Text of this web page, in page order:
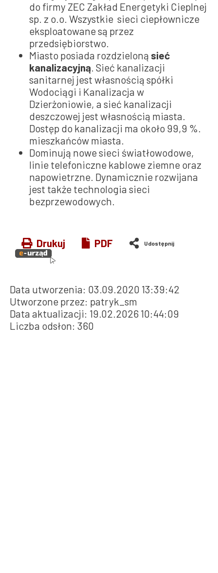
do firmy ZEC Zakład Energetyki Cieplnej
sp. z o.o. Wszystkie sieci ciepłownicze
eksploatowane są przez
przedsiębiorstwo.
Miasto posiada rozdzieloną sieć
kanalizacyjną. Sieć kanalizacji
sanitarnej jest własnością spółki
Wodociągi i Kanalizacja w
Dzierżoniowie, a sieć kanalizacji
deszczowej jest własnością miasta.
Dostęp do kanalizacji ma około 99,9 %.
mieszkańców miasta.
Dominują nowe sieci światłowodowe,
linie telefoniczne kablowe ziemne oraz
napowietrzne. Dynamicznie rozwijana
jest także technologia sieci
bezprzewodowych.
Drukuj PDF
Data utworzenia: 03.09.2020 13:39:42
Utworzone przez: patryk_sm
Data aktualizacji: 19.02.2026 10:44:09
Liczba odsłon: 360